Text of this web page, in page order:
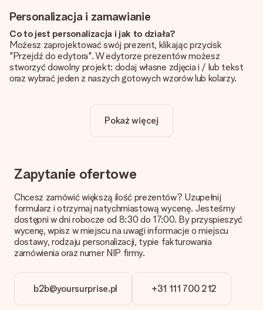
Personalizacja i zamawianie
Co to jest personalizacja i jak to działa?
Możesz zaprojektować swój prezent, klikając przycisk
"Przejdź do edytora". W edytorze prezentów możesz
stworzyć dowolny projekt: dodaj własne zdjęcia i / lub tekst
oraz wybrać jeden z naszych gotowych wzorów lub kolarzy.
Cena podana na stronie internetowej obejmuje personalizację
Twojego prezentu - ilość zdjęć lub tekstów nie wpływa na
jakość?
Chcemy mieć pewność, że będziesz w pełni zadowolony ze
wysokiej jakości. Jeśli nie masz pewności co do jakości zdjęcia,
skontaktuj się z naszym działem obsługi klienta i dołącz
zdjęcie wraz z prezentem, który chcesz zamówić. Będą oni
mogli sprawdzić dla Ciebie jakość zdjęcia!
Format zdjęć?
zdjęcie lub grafikę w innym formacie i nie możesz sam go
zmienić skontaktuj się z nami, z chęcią pomożemy!
Pokaż więcej
Zapytanie ofertowe
Chcesz zamówić większą ilość prezentów? Uzupełnij
formularz i otrzymaj natychmiastową wycenę. Jesteśmy
dostępni w dni robocze od 8:30 do 17:00. By przyspieszyć
wycenę, wpisz w miejscu na uwagi informacje o miejscu
dostawy, rodzaju personalizacji, typie fakturowania
zamówienia oraz numer NIP firmy.
b2b@yoursurprise.pl +31 111 700 212